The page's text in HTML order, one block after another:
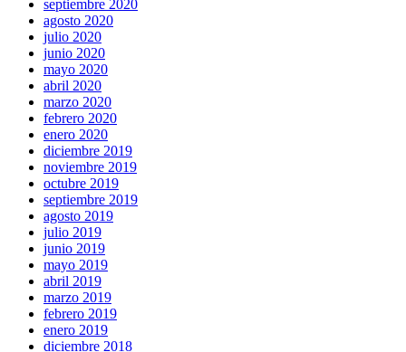
septiembre 2020
agosto 2020
julio 2020
junio 2020
mayo 2020
abril 2020
marzo 2020
febrero 2020
enero 2020
diciembre 2019
noviembre 2019
octubre 2019
septiembre 2019
agosto 2019
julio 2019
junio 2019
mayo 2019
abril 2019
marzo 2019
febrero 2019
enero 2019
diciembre 2018